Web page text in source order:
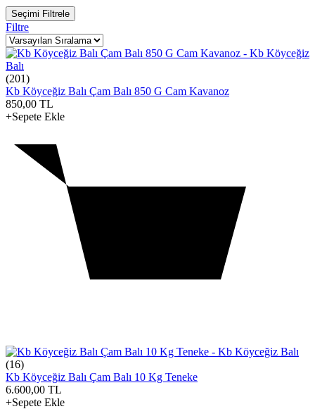
Seçimi Filtrele
Filtre
(201)
Kb Köyceğiz Balı Çam Balı 850 G Cam Kavanoz
850,00 TL
+Sepete Ekle
(16)
Kb Köyceğiz Balı Çam Balı 10 Kg Teneke
6.600,00 TL
+Sepete Ekle